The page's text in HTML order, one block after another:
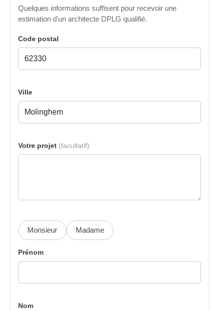
Quelques informations suffisent pour recevoir une
estimation d'un architecte DPLG qualifié.
Code postal
Ville
Votre projet (facultatif)
Monsieur Madame
Prénom
Nom